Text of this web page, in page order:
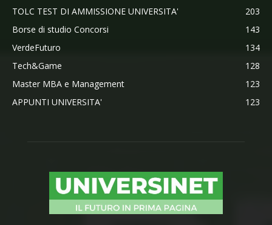
TOLC TEST DI AMMISSIONE UNIVERSITA'
203
Borse di studio Concorsi
143
VerdeFuturo
134
Tech&Game
128
Master MBA e Management
123
APPUNTI UNIVERSITA'
123